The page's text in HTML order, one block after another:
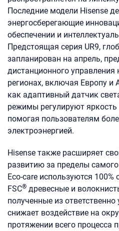
Последние модели Hisense
энергосберегающие
обеспечении и
Предстоящая серия UR9,
запланирован на апрель,
дистанционного управления
регионах, включая Европу и
как адаптивный датчик
режимы регулируют яркость
помогая пользователям
электроэнергией.
Hisense также расширяет
развитию за пределы
Eco-care используются
FSC® древесные и
полученные из
снижает воздействие на
протяжении всего процесса